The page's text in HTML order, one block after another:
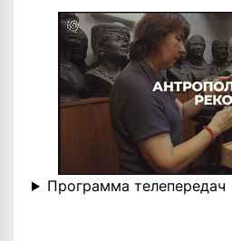
Программа телепередач